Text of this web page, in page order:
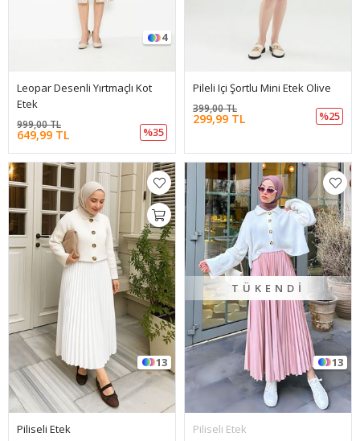
4
Leopar Desenli Yırtmaçlı Kot
Etek
649,99 TL
999,00 TL
%35
Pileli Içi Şortlu Mini Etek Olive
299,99 TL
399,00 TL
%25
13
Piliseli Etek
TÜKENDI
13
Piliseli Etek